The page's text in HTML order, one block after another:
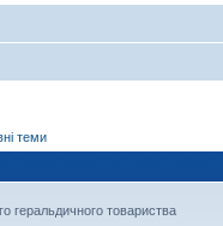
теми
геральдичного товариства